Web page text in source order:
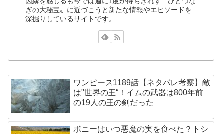
ぎの大秘宝〟に近づこうと新たな情報やエピソードを
深掘りしているサイトです。
ワンピース1189話【ネタバレ考察】敵
は"世界の王“！イムの武器は800年前
の19人の王の剣だった
ボニーはいつ悪魔の実を食べた？トシ